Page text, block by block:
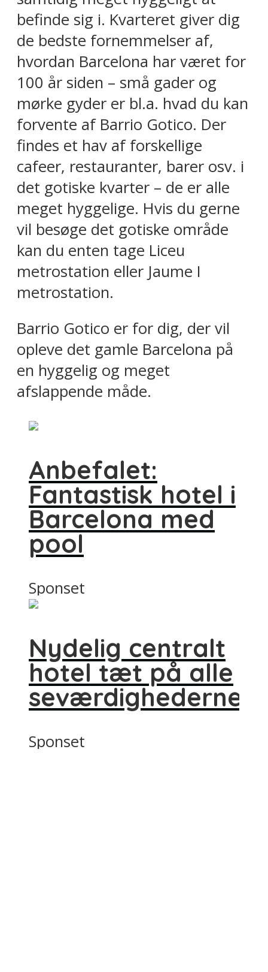
befinde sig i. Kvarteret giver dig
de bedste fornemmelser af,
hvordan Barcelona har været for
100 år siden – små gader og
mørke gyder er bl.a. hvad du kan
forvente af Barrio Gotico. Der
findes et hav af forskellige
cafeer, restauranter, barer osv. i
det gotiske kvarter – de er alle
meget hyggelige. Hvis du gerne
vil besøge det gotiske område
kan du enten tage Liceu
metrostation eller Jaume I
metrostation.
Barrio Gotico er for dig, der vil
opleve det gamle Barcelona på
en hyggelig og meget
afslappende måde.
Anbefalet:
Fantastisk hotel i
Barcelona med
pool
Sponset
Nydelig centralt
hotel tæt på alle
seværdighederne
Sponset